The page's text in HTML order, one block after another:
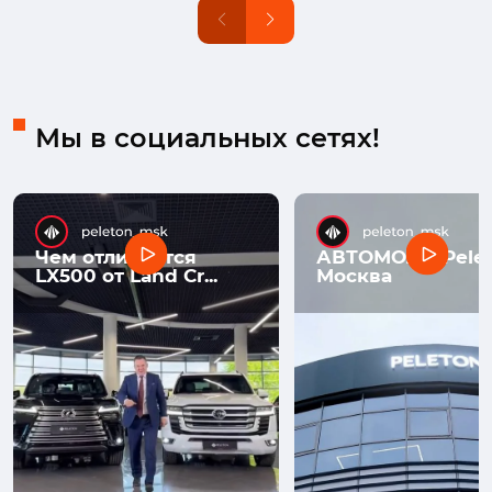
Мы в социальных сетях!
Чем отличается
LX500 от Land Cr...
АВТОМОЛЛ
Москва